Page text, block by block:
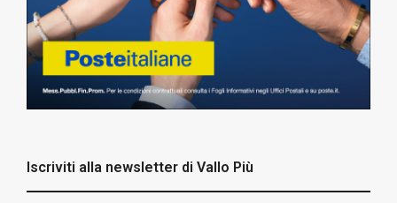
Iscriviti alla newsletter di Vallo Più